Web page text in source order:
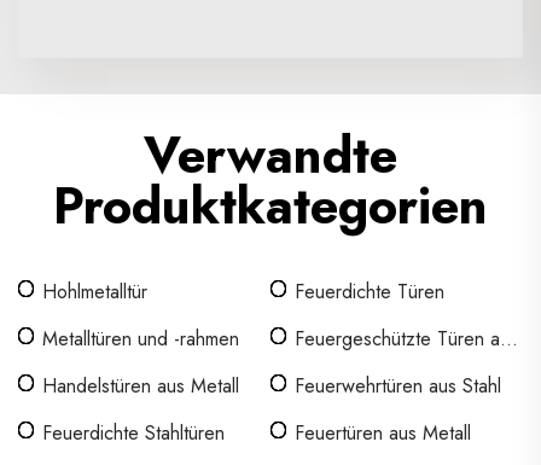
Verwandte
Produktkategorien
Hohlmetalltür
Feuerdichte Türen
Metalltüren und -rahmen
Feuergeschützte Türen aus
Handelstüren aus Metall
Feuerwehrtüren aus Stahl
Feuerdichte Stahltüren
Feuertüren aus Metall